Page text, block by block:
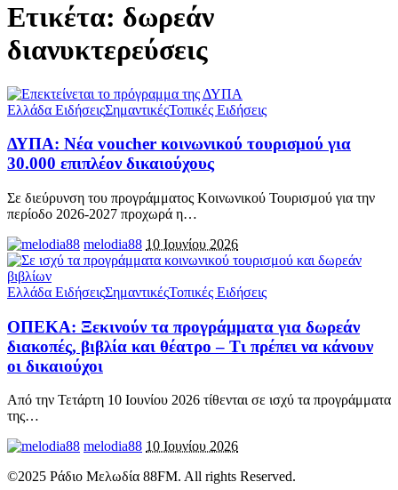
Ετικέτα: δωρεάν
διανυκτερεύσεις
Ελλάδα ΕιδήσειςΣημαντικέςΤοπικές Ειδήσεις
ΔΥΠΑ: Νέα voucher κοινωνικού τουρισμού για
30.000 επιπλέον δικαιούχους
Σε διεύρυνση του προγράμματος Κοινωνικού Τουρισμού για την
περίοδο 2026-2027 προχωρά η…
melodia88 10 Ιουνίου 2026
Ελλάδα ΕιδήσειςΣημαντικέςΤοπικές Ειδήσεις
ΟΠΕΚΑ: Ξεκινούν τα προγράμματα για δωρεάν
διακοπές, βιβλία και θέατρο – Τι πρέπει να κάνουν
οι δικαιούχοι
Από την Τετάρτη 10 Ιουνίου 2026 τίθενται σε ισχύ τα προγράμματα
της…
melodia88 10 Ιουνίου 2026
©2025 Ράδιο Μελωδία 88FM. All rights Reserved.